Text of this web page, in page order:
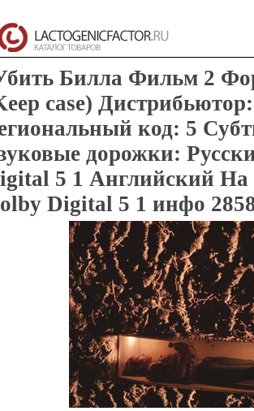
Билла Фильм 2
case)
код: 5
дорожки:
5 1 Английский На
Digital 5 1 инфо